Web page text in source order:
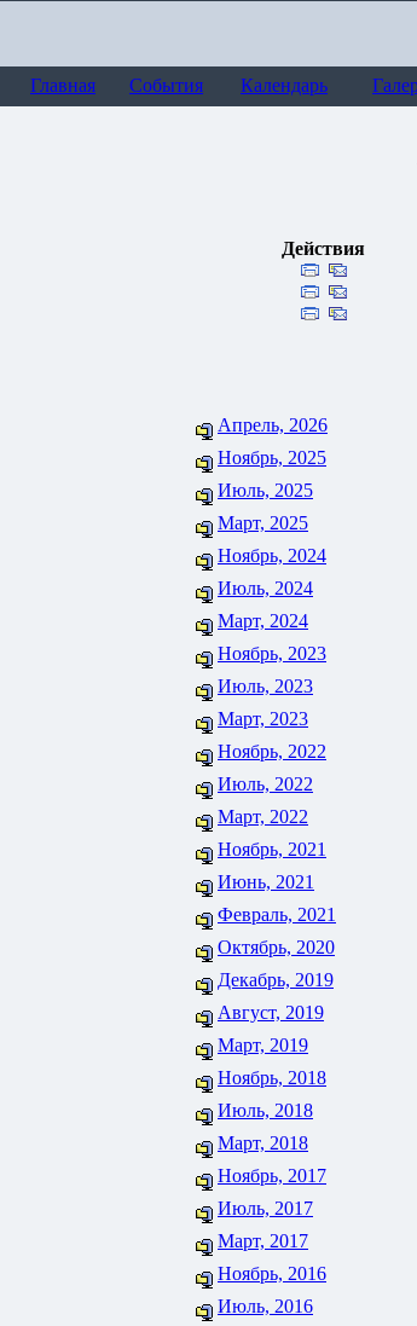
Главная События Календарь
Действия
Апрель, 2026
Ноябрь, 2025
Июль, 2025
Март, 2025
Ноябрь, 2024
Июль, 2024
Март, 2024
Ноябрь, 2023
Июль, 2023
Март, 2023
Ноябрь, 2022
Июль, 2022
Март, 2022
Ноябрь, 2021
Июнь, 2021
Февраль, 2021
Октябрь, 2020
Декабрь, 2019
Август, 2019
Март, 2019
Ноябрь, 2018
Июль, 2018
Март, 2018
Ноябрь, 2017
Июль, 2017
Март, 2017
Ноябрь, 2016
Июль, 2016